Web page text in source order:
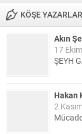
KÖŞE
Akın
17
ŞEYH
Hakan
2